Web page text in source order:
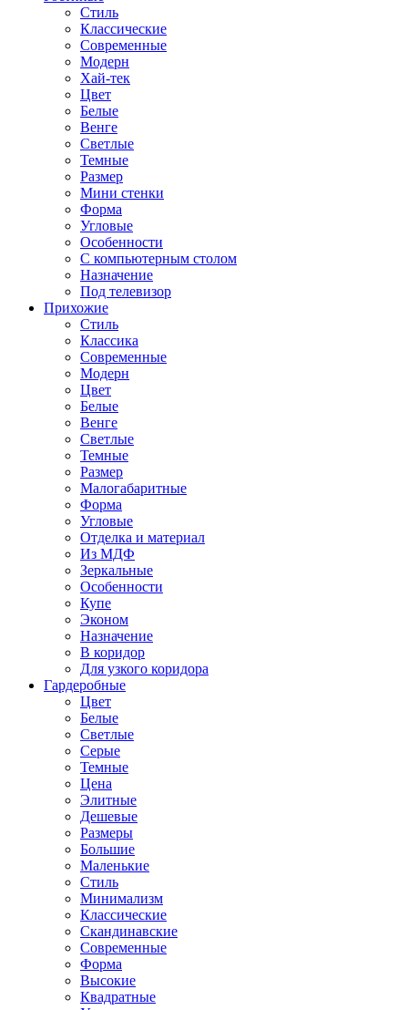
Стиль
Классические
Современные
Модерн
Хай-тек
Цвет
Белые
Венге
Светлые
Темные
Размер
Мини стенки
Форма
Угловые
Особенности
С компьютерным столом
Назначение
Под телевизор
Прихожие
Стиль
Классика
Современные
Модерн
Цвет
Белые
Венге
Светлые
Темные
Размер
Малогабаритные
Форма
Угловые
Отделка и материал
Из МДФ
Зеркальные
Особенности
Купе
Эконом
Назначение
В коридор
Для узкого коридора
Гардеробные
Цвет
Белые
Светлые
Серые
Темные
Цена
Элитные
Дешевые
Размеры
Большие
Маленькие
Стиль
Минимализм
Классические
Скандинавские
Современные
Форма
Высокие
Квадратные